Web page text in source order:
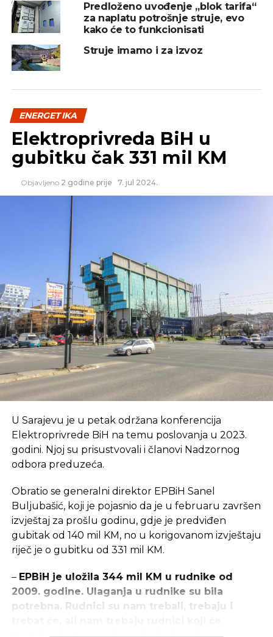
Predloženo uvođenje „blok tarifa“
za naplatu potrošnje struje, evo
kako će to funkcionisati
Struje imamo i za izvoz
ENERGETIKA
Elektroprivreda BiH u
gubitku čak 331 mil KM
Objavljeno 2 godine prije 7. jul 2024.
U Sarajevu je u petak održana konferencija
Elektroprivrede BiH na temu poslovanja u 2023.
godini. Njoj su prisustvovali i članovi Nadzornog
odbora preduzeća.
Obratio se generalni direktor EPBiH Sanel
Buljubašić, koji je pojasnio da je u februaru završen
izvještaj za prošlu godinu, gdje je predviđen
gubitak od 140 mil KM, no u korigovanom izvještaju
riječ je o gubitku od 331 mil KM.
– EPBiH je uložila 344 mil KM u rudnike od
2009. godine. Ulaganja u rudnike su bila
potrebna. Rudnici su nam trebali, trebaju i